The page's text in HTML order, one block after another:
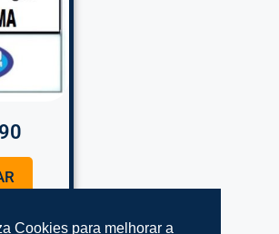
Cookies para melhorar a